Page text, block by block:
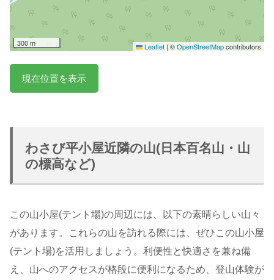
300 m Leaflet | ©OpenStreetMapcontributors
現在位置を表示
わさび平小屋近隣の山(日本百名山・山
の標高など)
この山小屋(テント場)の周辺には、以下の素晴らしい山々
があります。これらの山を訪れる際には、ぜひこの山小屋
(テント場)を活用しましょう。利便性と快適さを兼ね備
え、山へのアクセスが格段に便利になるため、登山体験が